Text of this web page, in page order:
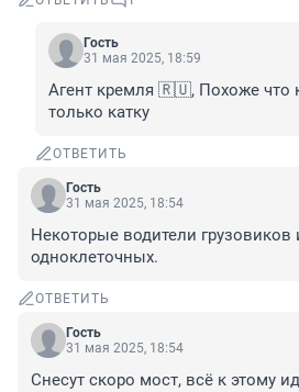
Гость
31 мая 2025, 18:59
Агент кремля 🇷🇺, Похоже что
только катку
ОТВЕТИТЬ
Гость
31 мая 2025, 18:54
Некоторые водители грузовиков
одноклеточных.
ОТВЕТИТЬ
Гость
31 мая 2025, 18:54
Снесут скоро мост, всё к этому